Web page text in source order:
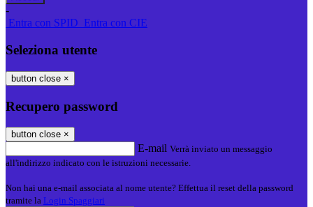
-
Entra con SPID Entra con CIE
Seleziona utente
button close ×
Recupero password
button close ×
E-mail Verrà inviato un messaggio
all'indirizzo indicato con le istruzioni necessarie.
Non hai una e-mail associata al nome utente? Effettua il reset della password
tramite la Login Spaggiari